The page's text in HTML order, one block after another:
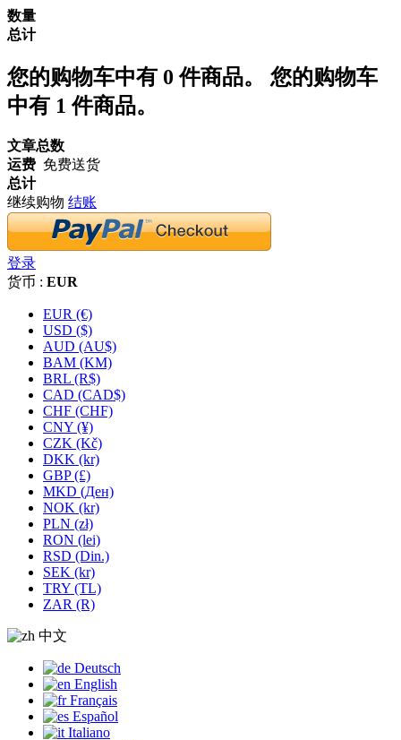
数量
总计
您的购物车中有 0 件商品。 您的购物车
中有 1 件商品。
文章总数
运费 免费送货
总计
继续购物 结账
登录
货币 : EUR
EUR (€)
USD ($)
AUD (AU$)
BAM (KM)
BRL (R$)
CAD (CAD$)
CHF (CHF)
CNY (¥)
CZK (Kč)
DKK (kr)
GBP (£)
MKD (Ден)
NOK (kr)
PLN (zł)
RON (lei)
RSD (Din.)
SEK (kr)
TRY (TL)
ZAR (R)
中文
Deutsch
English
Français
Español
Italiano